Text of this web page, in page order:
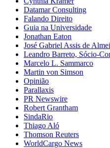
Datamar Consulting
Falando Direito
Guia na Universidade
Jonathan Eaton
José Gabriel Assis de
Leandro Barreto, Sócio-
Marcelo L. Sammarco
Martin von Simson
Opinião
Parallaxis
PR Newswire
Robert Grantham
SindaRio
Thiago Aló
Thomson Reuters
WorldCargo News